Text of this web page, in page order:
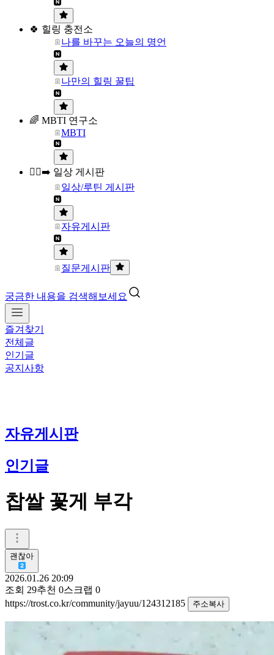
🍀 힐링 충전소
나를 바꾸는 오늘의 명언
나만의 힐링 꿀팁
🌈 MBTI 연구소
MBTI
🏃‍♀️‍➡️ 일상 게시판
일상/루틴 게시판
자유게시판
질문게시판
궁금한 내용을 검색해보세요
즐겨찾기
전체글
인기글
공지사항
자유게시판
인기글
찹쌀 꽃게 부각
괜찮아
2026.01.26 20:09
조회 29추천 0스크랩 0
https://trost.co.kr/community/jayuu/124312185
주소복사